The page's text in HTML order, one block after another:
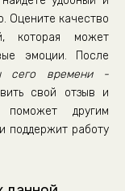
Оцените качество
которая может
эмоции. После
сего времени -
свой отзыв и
другим
поддержит работу